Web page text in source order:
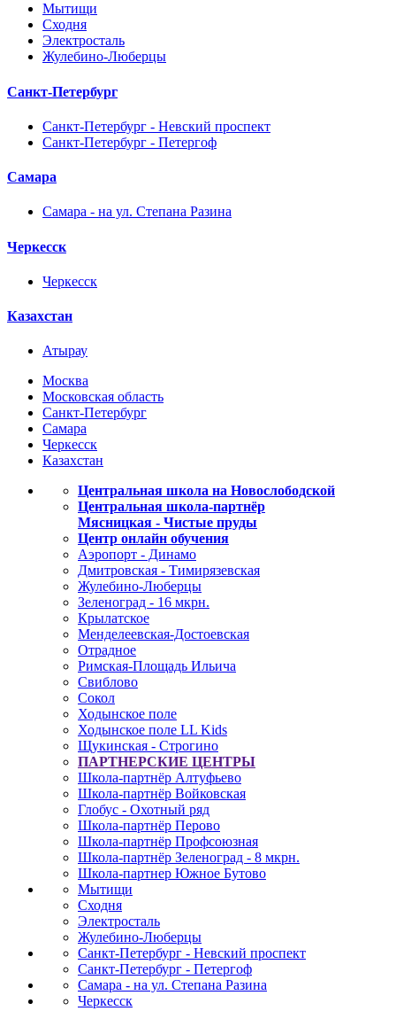
Мытищи
Сходня
Электросталь
Жулебино-Люберцы
Санкт-Петербург
Санкт-Петербург - Невский проспект
Санкт-Петербург - Петергоф
Самара
Самара - на ул. Степана Разина
Черкесск
Черкесск
Казахстан
Атырау
Москва
Московская область
Санкт-Петербург
Самара
Черкесск
Казахстан
Центральная школа на Новослободской
Центральная школа-партнёр
Мясницкая - Чистые пруды
Центр онлайн обучения
Аэропорт - Динамо
Дмитровская - Тимирязевская
Жулебино-Люберцы
Зеленоград - 16 мкрн.
Крылатское
Менделеевская-Достоевская
Отрадное
Римская-Площадь Ильича
Свиблово
Сокол
Ходынское поле
Ходынское поле LL Kids
Щукинская - Строгино
ПАРТНЕРСКИЕ ЦЕНТРЫ
Школа-партнёр Алтуфьево
Школа-партнёр Войковская
Глобус - Охотный ряд
Школа-партнёр Перово
Школа-партнёр Профсоюзная
Школа-партнёр Зеленоград - 8 мкрн.
Школа-партнер Южное Бутово
Мытищи
Сходня
Электросталь
Жулебино-Люберцы
Санкт-Петербург - Невский проспект
Санкт-Петербург - Петергоф
Самара - на ул. Степана Разина
Черкесск